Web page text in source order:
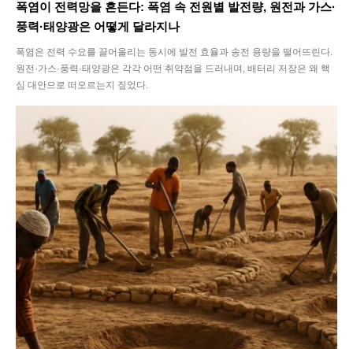
폭염이 전력망을 흔든다: 폭염 속 전원별 발전량, 원전과 가스·
풍력·태양광은 어떻게 달라지나
폭염은 전력 수요를 끌어올리는 동시에 발전 효율과 송전 용량을 떨어뜨린다.
원전·가스·풍력·태양광은 각각 어떤 취약점을 드러내며, 배터리 저장은 왜 핵
심 대안으로 떠오르는지 짚었다.